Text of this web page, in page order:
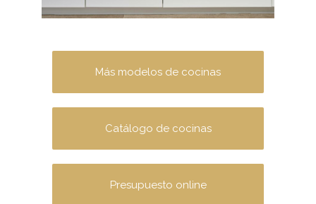
Más modelos de cocinas
Catálogo de cocinas
Presupuesto online